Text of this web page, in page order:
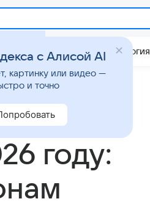
Стиль жизни Психология
году:
с Алисой AI
картинку или видео —
и точно